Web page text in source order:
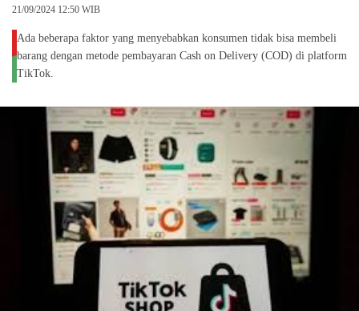
21/09/2024 12:50 WIB
Ada beberapa faktor yang menyebabkan konsumen tidak bisa membeli
barang dengan metode pembayaran Cash on Delivery (COD) di platform
TikTok.